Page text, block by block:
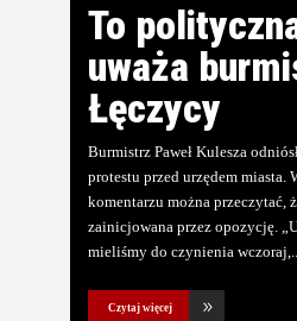
To
uważa
Łęczycy
Burmistrz Paweł Kulesza
protestu przed urzędem miasta.
komentarzu można przeczytać,
zainicjowana przez opozycję.
mieliśmy do czynienia wczoraj,
Czytaj więcej